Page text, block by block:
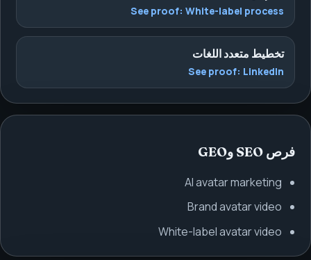
See proof:White-label process
تخطيط متعدد اللغات
See proof: LinkedIn
فرص SEO وGEO
AI avatar marketing
Brand avatar video
White-label avatar video